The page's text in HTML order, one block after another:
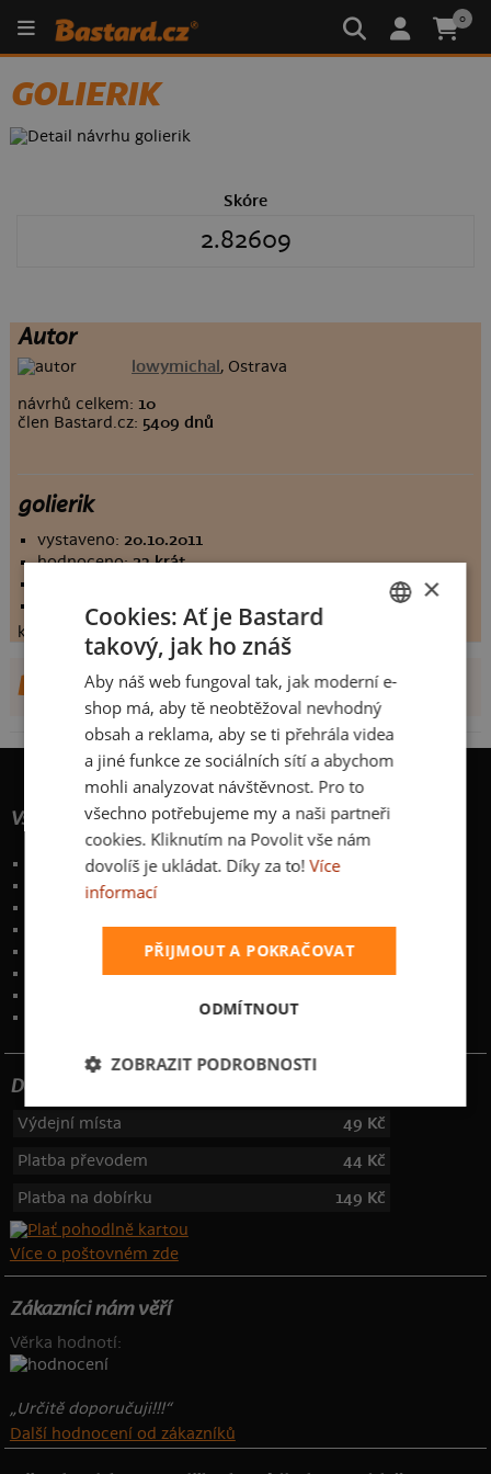
0
GOLIERIK
Skóre
2.82609
Autor
lowymichal , Ostrava
návrhů celkem: 10
člen Bastard.cz: 5409 dnů
golierik
vystaveno:20.10.2011
hodnoceno:23 krát
koupilo by:
0 lidí
konečné hodnocení:
2.82609
DALŠÍ NÁVRHY OD LOWYMICHAL
Vše o nákupu
Poštovné a způsoby doručení
Garance výměny či vrácení
Zakázkový potisk textilu
Obchodní podmínky
Ochrana osobních údajů
Dotujeme poštovné
Výdejní místa
49 Kč
Platba převodem
44 Kč
Platba na dobírku
149 Kč
Více o poštovném zde
Zákazníci nám věří
Věrka hodnotí:
„Určitě doporučuji!!!“
Další hodnocení od zákazníků
SLOVAK
×
Cookies: Ať je Bastard
takový, jak ho znáš
Aby náš web fungoval tak, jak moderní e-
shop má, aby tě neobtěžoval nevhodný
obsah a reklama, aby se ti přehrála videa
a jiné funkce ze sociálních sítí a abychom
mohli analyzovat návštěvnost. Pro to
všechno potřebujeme my a naši partneři
cookies. Kliknutím na Povolit vše nám
dovolíš je ukládat. Díky za to! Více
informací
PŘIJMOUT A POKRAČOVAT
ODMÍTNOUT
ZOBRAZIT PODROBNOSTI